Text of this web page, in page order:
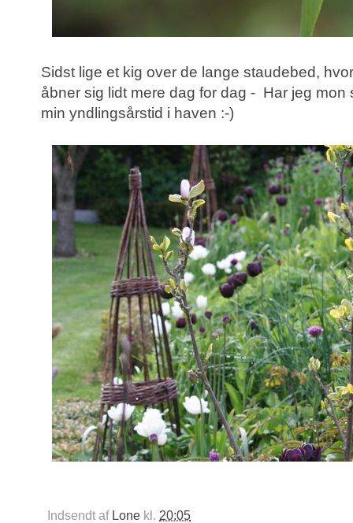
Sidst lige et kig over de lange staudebed,
åbner sig lidt mere dag for dag - Har jeg mon
min yndlingsårstid i haven :-)
Indsendt af Lone kl. 20:05